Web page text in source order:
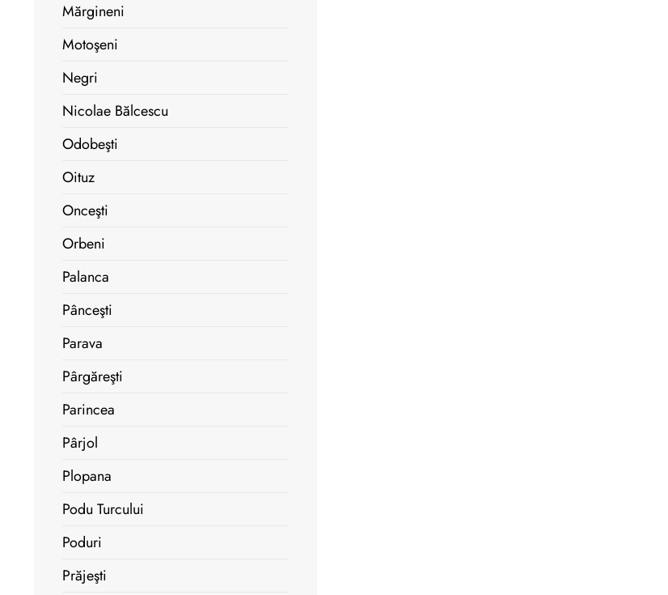
Mărgineni
Motoşeni
Negri
Nicolae Bălcescu
Odobeşti
Oituz
Onceşti
Orbeni
Palanca
Pânceşti
Parava
Pârgăreşti
Parincea
Pârjol
Plopana
Podu Turcului
Poduri
Prăjeşti